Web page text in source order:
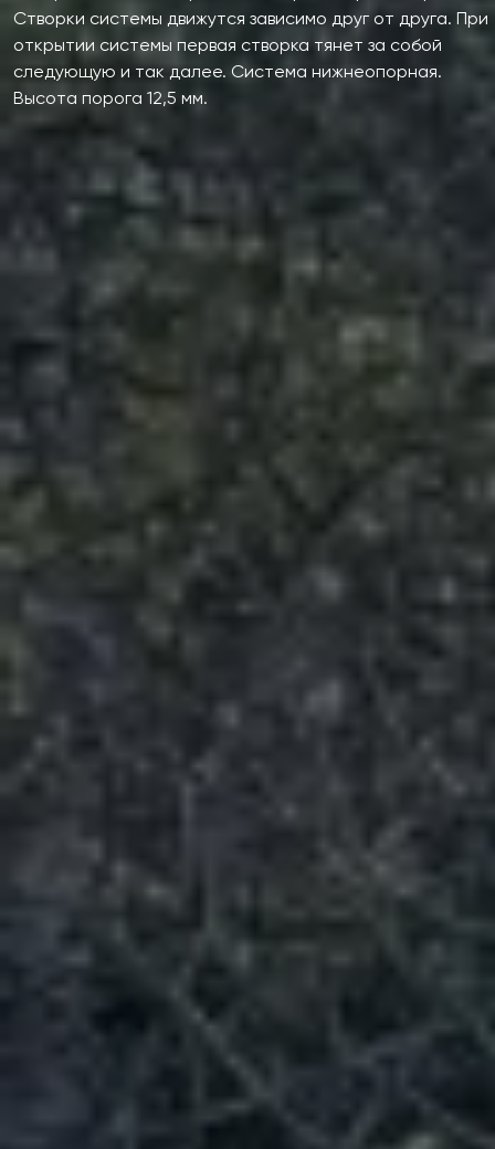
Створки системы движутся зависимо друг от друга. При
открытии системы первая створка тянет за собой
следующую и так далее. Система нижнеопорная.
Высота порога 12,5 мм.